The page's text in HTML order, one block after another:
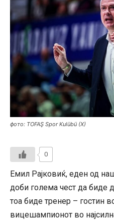
фото: TOFAŞ Spor Kulübü (X)
0
Емил Рајковиќ, еден од
доби голема чест да биде
тоа биде тренер – гостин
вицешампионот во